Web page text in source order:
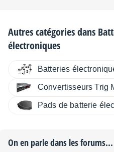
Autres catégories dans
électroniques
Batteries
Convertisseurs Trig
Pads de batterie
On en parle dans les forums...